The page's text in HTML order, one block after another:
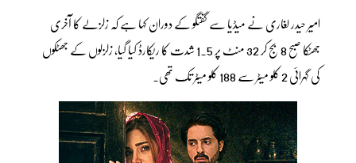
امیر حیدر لغاری نے میڈیا سے گفتگو کے دوران کہا ہے کہ زلزلے کا آخری
جھٹکا صبح 8 بج کر 32 منٹ پر 1.5 شدت کا ریکارڈ کیا گیا، زلزلوں کے جھٹکوں
کی گہرائی 2 کلو میٹر سے 188 کلو میٹر تک تھی۔